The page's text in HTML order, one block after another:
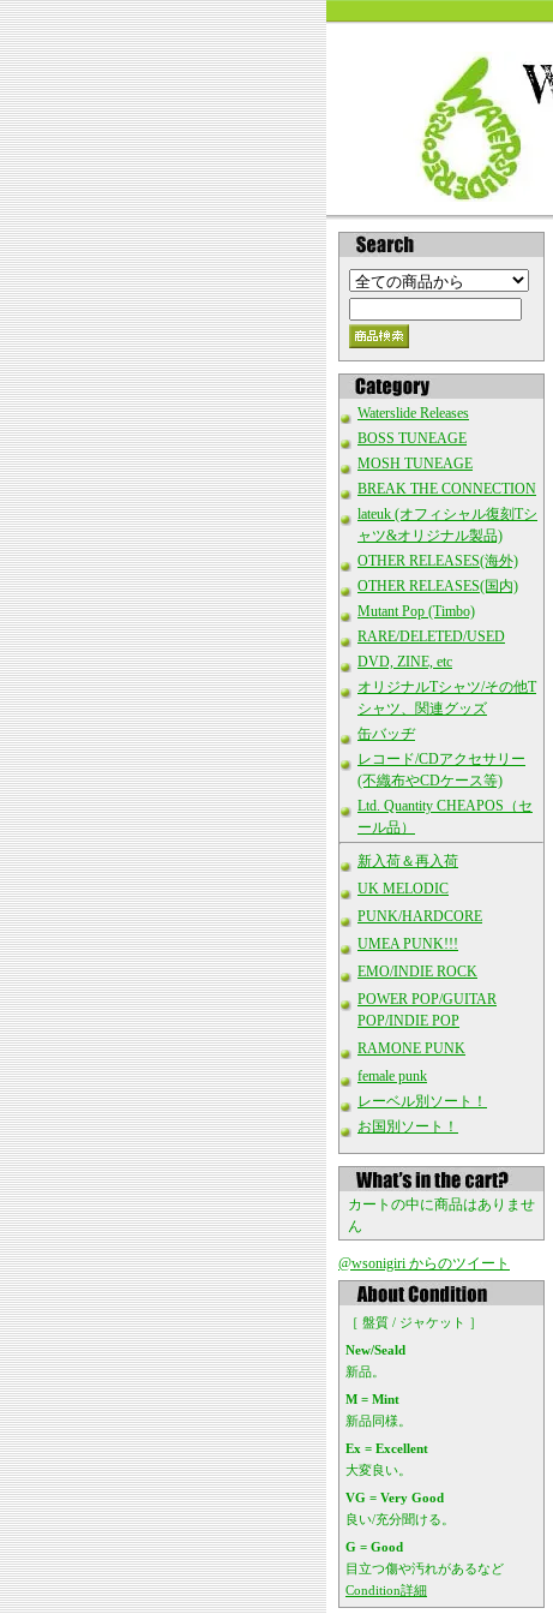
Waterslide Releases
BOSS TUNEAGE
MOSH TUNEAGE
BREAK THE CONNECTION
lateuk (オフィシャル復刻Tシ
ャツ&オリジナル製品)
OTHER RELEASES(海外)
OTHER RELEASES(国内)
Mutant Pop (Timbo)
RARE/DELETED/USED
DVD, ZINE, etc
オリジナルTシャツ/その他T
シャツ、関連グッズ
缶バッヂ
レコード/CDアクセサリー
(不織布やCDケース等)
Ltd. Quantity CHEAPOS（セ
ール品）
新入荷＆再入荷
UK MELODIC
PUNK/HARDCORE
UMEA PUNK!!!
EMO/INDIE ROCK
POWER POP/GUITAR
POP/INDIE POP
RAMONE PUNK
female punk
レーベル別ソート！
お国別ソート！
カートの中に商品はありませ
ん
@wsonigiri からのツイート
［ 盤質 / ジャケット ］
New/Seald
新品。
M = Mint
新品同様。
Ex = Excellent
大変良い。
VG = Very Good
良い/充分聞ける。
G = Good
目立つ傷や汚れがあるなど
Condition詳細